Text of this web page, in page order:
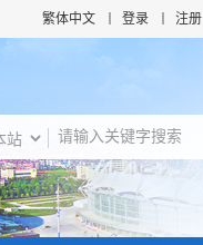
繁体中文 登录 注册